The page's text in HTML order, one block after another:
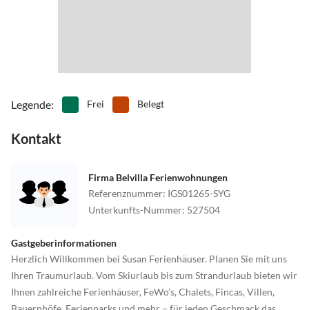
Legende: Frei Belegt
Kontakt
Firma Belvilla Ferienwohnungen
Referenznummer: IGS01265-SYG
Unterkunfts-Nummer: 527504
Gastgeberinformationen
Herzlich Willkommen bei Susan Ferienhäuser. Planen Sie mit uns
Ihren Traumurlaub. Vom Skiurlaub bis zum Strandurlaub bieten wir
Ihnen zahlreiche Ferienhäuser, FeWo’s, Chalets, Fincas, Villen,